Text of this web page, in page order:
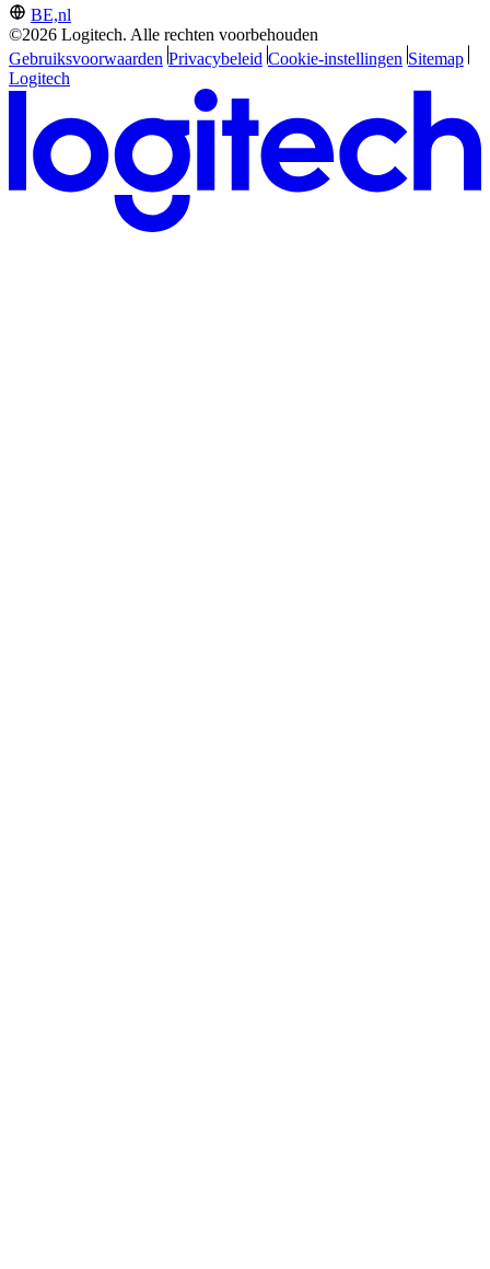
BE,nl
©2026 Logitech. Alle rechten voorbehouden
Gebruiksvoorwaarden Privacybeleid Cookie-instellingen Sitemap
Logitech